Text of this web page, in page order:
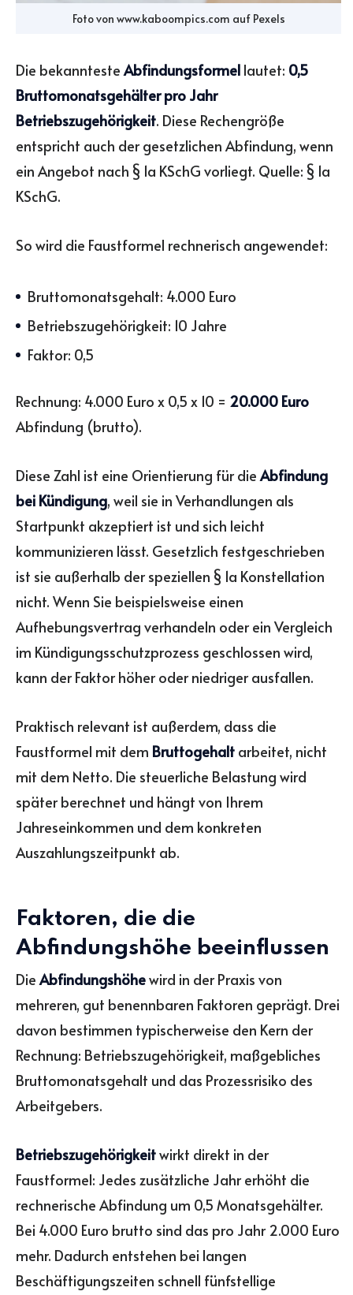
Foto von www.kaboompics.com auf Pexels
Die bekanntesteAbfindungsformel lautet: 0,5
Bruttomonatsgehälter pro Jahr
Betriebszugehörigkeit. Diese Rechengröße
entspricht auch der gesetzlichen Abfindung, wenn
ein Angebot nach § 1a KSchG vorliegt. Quelle: § 1a
KSchG.
So wird die Faustformel rechnerisch angewendet:
Bruttomonatsgehalt: 4.000 Euro
Betriebszugehörigkeit: 10 Jahre
Faktor: 0,5
Rechnung: 4.000 Euro x 0,5 x 10 = 20.000 Euro
Abfindung (brutto).
Diese Zahl ist eine Orientierung für dieAbfindung
bei Kündigung, weil sie in Verhandlungen als
Startpunkt akzeptiert ist und sich leicht
kommunizieren lässt. Gesetzlich festgeschrieben
ist sie außerhalb der speziellen § 1a Konstellation
nicht. Wenn Sie beispielsweise einen
Aufhebungsvertrag verhandeln oder ein Vergleich
im Kündigungsschutzprozess geschlossen wird,
kann der Faktor höher oder niedriger ausfallen.
Praktisch relevant ist außerdem, dass die
Faustformel mit dem Bruttogehalt arbeitet, nicht
mit dem Netto. Die steuerliche Belastung wird
später berechnet und hängt von Ihrem
Jahreseinkommen und dem konkreten
Auszahlungszeitpunkt ab.
Faktoren, die die
Abfindungshöhe beeinflussen
DieAbfindungshöhewird in der Praxis von
mehreren, gut benennbaren Faktoren geprägt. Drei
davon bestimmen typischerweise den Kern der
Rechnung: Betriebszugehörigkeit, maßgebliches
Bruttomonatsgehalt und das Prozessrisiko des
Arbeitgebers.
Betriebszugehörigkeitwirkt direkt in der
Faustformel: Jedes zusätzliche Jahr erhöht die
rechnerische Abfindung um 0,5 Monatsgehälter.
Bei 4.000 Euro brutto sind das pro Jahr 2.000 Euro
mehr. Dadurch entstehen bei langen
Beschäftigungszeiten schnell fünfstellige